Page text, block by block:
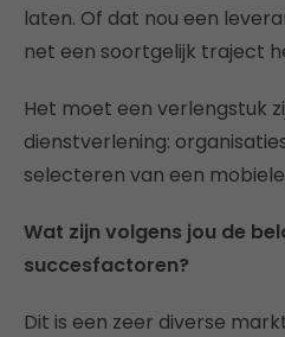
laten. Of dat nou een
net een soortgelijk traject
Het moet een verlengstuk
dienstverlening:
selecteren van een
Wat zijn volgens jou de
succesfactoren?
Dit is een zeer diverse